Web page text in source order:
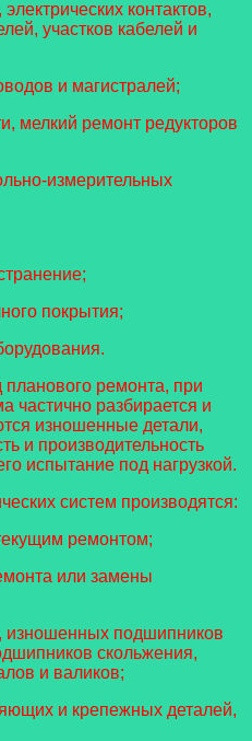
контактов,
участков кабелей и
и магистралей;
мелкий ремонт редукторов
измерительных
покрытия;
ремонта, при
частично разбирается и
изношенные детали,
и производительность
испытание под нагрузкой.
систем производятся:
ремонтом;
или замены
изношенных подшипников
скольжения,
и валиков;
и крепежных деталей,